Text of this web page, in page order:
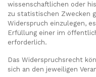
wissenschaftlichen oder
zu statistischen Zwecken
Widerspruch einzulegen,
Erfüllung einer im
erforderlich.
Das Widerspruchsrecht
sich an den jeweiligen